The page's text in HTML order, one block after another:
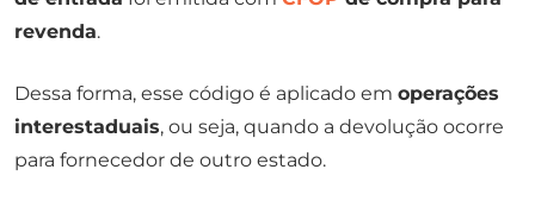
revenda.
Dessa forma, esse código é aplicado em operações
interestaduais, ou seja, quando a devolução ocorre
para fornecedor de outro estado.